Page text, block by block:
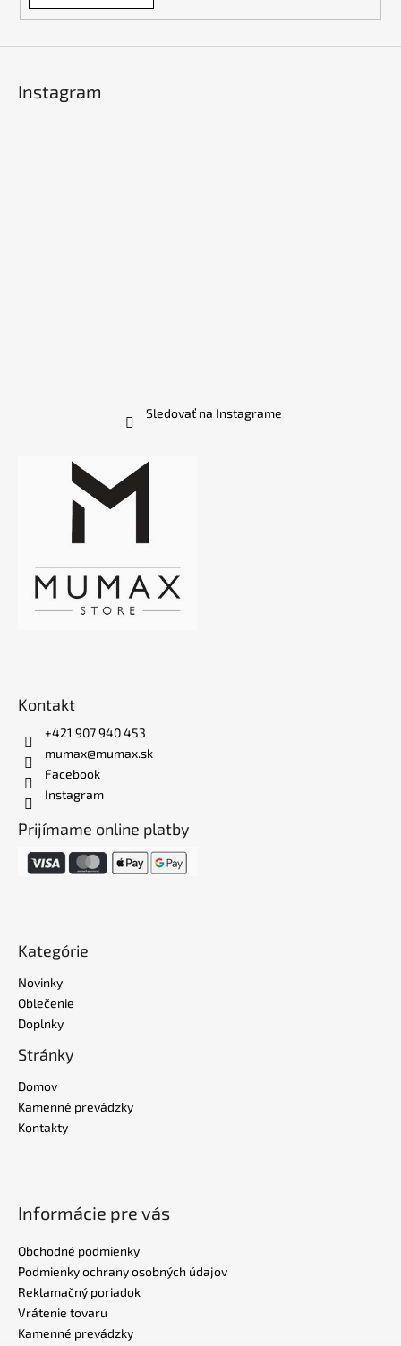
Instagram
Sledovať na Instagrame
Kontakt
+421 907 940 453
mumax@mumax.sk
Facebook
Instagram
Prijímame online platby
Kategórie
Novinky
Oblečenie
Doplnky
Stránky
Domov
Kamenné prevádzky
Kontakty
Informácie pre vás
Obchodné podmienky
Podmienky ochrany osobných údajov
Reklamačný poriadok
Vrátenie tovaru
Kamenné prevádzky